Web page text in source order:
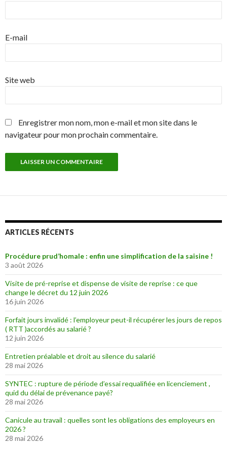
E-mail
Site web
Enregistrer mon nom, mon e-mail et mon site dans le
navigateur pour mon prochain commentaire.
ARTICLES RÉCENTS
Procédure prud’homale : enfin une simplification de la saisine !
3 août 2026
Visite de pré-reprise et dispense de visite de reprise : ce que
change le décret du 12 juin 2026
16 juin 2026
Forfait jours invalidé : l’employeur peut-il récupérer les jours de repos
( RTT )accordés au salarié ?
12 juin 2026
Entretien préalable et droit au silence du salarié
28 mai 2026
SYNTEC : rupture de période d’essai requalifiée en licenciement ,
quid du délai de prévenance payé?
28 mai 2026
Canicule au travail : quelles sont les obligations des employeurs en
2026 ?
28 mai 2026